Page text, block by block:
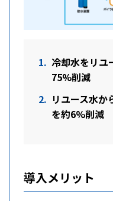
冷却水をリユ
75%削減
リユース水か
を約6%削減
導入メリット